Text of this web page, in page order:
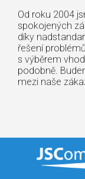
Od roku 2004
spokojených
díky
řešení
s výběrem
podobně.
mezi naše